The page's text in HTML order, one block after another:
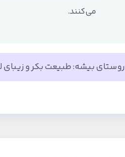
می‌کنند.
روستای بیشه: طبیعت بکر و زیبای